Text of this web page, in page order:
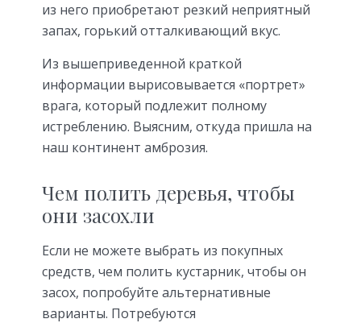
из него приобретают резкий неприятный
запах, горький отталкивающий вкус.
Из вышеприведенной краткой
информации вырисовывается «портрет»
врага, который подлежит полному
истреблению. Выясним, откуда пришла на
наш континент амброзия.
Чем полить деревья, чтобы
они засохли
Если не можете выбрать из покупных
средств, чем полить кустарник, чтобы он
засох, попробуйте альтернативные
варианты. Потребуются